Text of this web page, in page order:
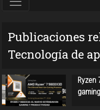
Publicaciones
Tecnología de
Ryzen